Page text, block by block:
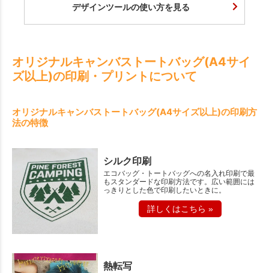
デザインツールの使い方を見る
オリジナルキャンバストートバッグ(A4サイ
ズ以上)の印刷・プリントについて
オリジナルキャンバストートバッグ(A4サイズ以上)の印刷方
法の特徴
シルク印刷
エコバッグ・トートバッグへの名入れ印刷で最
もスタンダードな印刷方法です。広い範囲には
っきりとした色で印刷したいときに。
詳しくはこちら »
熱転写